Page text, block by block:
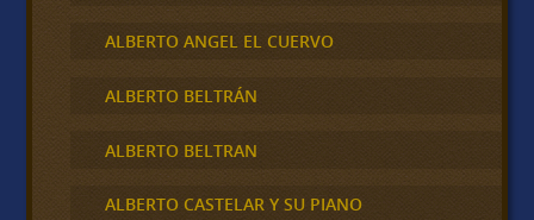
ALBERTO ANGEL EL CUERVO
ALBERTO BELTRÁN
ALBERTO BELTRAN
ALBERTO CASTELAR Y SU PIANO